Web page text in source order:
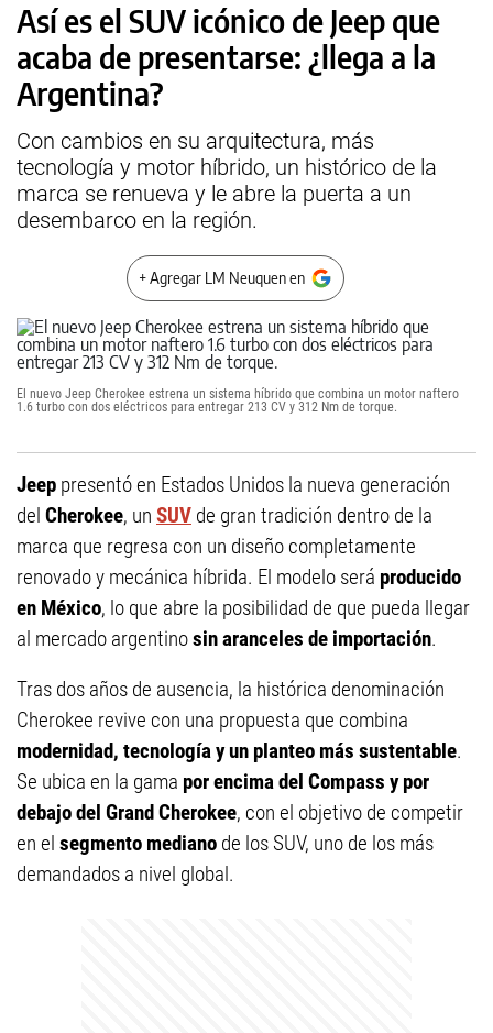
Así es el SUV icónico de Jeep que
acaba de presentarse: ¿llega a la
Argentina?
Con cambios en su arquitectura, más
tecnología y motor híbrido, un histórico de la
marca se renueva y le abre la puerta a un
desembarco en la región.
+ Agregar LM Neuquen en
El nuevo Jeep Cherokee estrena un sistema híbrido que combina un motor naftero
1.6 turbo con dos eléctricos para entregar 213 CV y 312 Nm de torque.
Jeep presentó en Estados Unidos la nueva generación
del Cherokee, un SUV de gran tradición dentro de la
marca que regresa con un diseño completamente
renovado y mecánica híbrida. El modelo será producido
en México, lo que abre la posibilidad de que pueda llegar
al mercado argentinosin aranceles de importación.
Tras dos años de ausencia, la histórica denominación
Cherokee revive con una propuesta que combina
modernidad, tecnología y un planteo más sustentable.
Se ubica en la gama por encima del Compass y por
debajo del Grand Cherokee, con el objetivo de competir
en el segmento mediano de los SUV, uno de los más
demandados a nivel global.